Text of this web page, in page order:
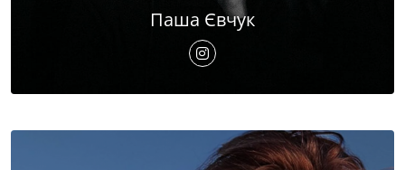
Паша Євчук